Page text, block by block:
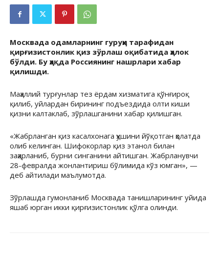
Москвада одамларнинг гуруҳи тарафидан
қирғизистонлик қиз зўрлаш оқибатида ҳалок
бўлди. Бу ҳақда Россиянинг нашрлари хабар
қилишди.
Маҳаллий турғунлар тез ёрдам хизматига қўнғироқ
қилиб, уйлардан бирининг подъездида олти киши
қизни калтаклаб, зўрлашганини хабар қилишган.
«Жабрланган қиз касалхонага ҳушини йўқотган ҳолатда
олиб келинган. Шифокорлар қиз этанол билан
заҳарланиб, бурни синганини айтишган. Жабрланувчи
28-февралда жонлантириш бўлимида кўз юмган», —
деб айтилади маълумотда.
Зўрлашда гумонланиб Москвада танишларининг уйида
яшаб юрган икки қирғизистонлик қўлга олинди.